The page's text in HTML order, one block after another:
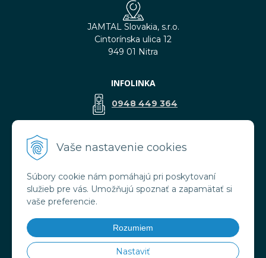
Vaše nastavenie cookies
Súbory cookie nám pomáhajú pri poskytovaní
služieb pre vás. Umožňujú spoznať a zapamätať si
vaše preferencie.
Rozumiem
Nastaviť
JAMTAL Slovakia, s.r.o.
Cintorínska ulica 12
949 01 Nitra
INFOLINKA
0948 449 364
VŠETKO O NÁKUPE
Obchodné podmienky
Doprava a platba
Ochrana osobných údajov